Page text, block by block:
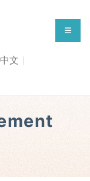
中文